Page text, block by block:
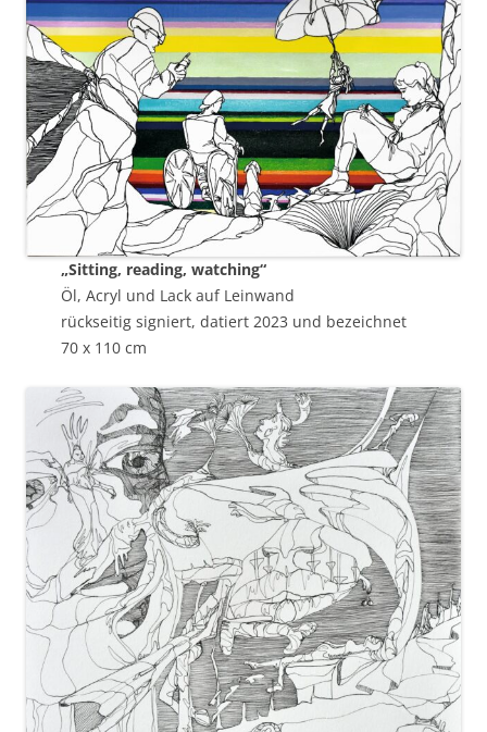
„Sitting, reading, watching“
Öl, Acryl und Lack auf Leinwand
rückseitig signiert, datiert 2023 und bezeichnet
70 x 110 cm